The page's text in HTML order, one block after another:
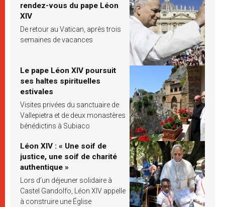
rendez-vous du pape Léon
XIV
De retour au Vatican, après trois
semaines de vacances
Le pape Léon XIV poursuit
ses haltes spirituelles
estivales
Visites privées du sanctuaire de
Vallepietra et de deux monastères
bénédictins à Subiaco
Léon XIV : « Une soif de
justice, une soif de charité
authentique »
Lors d’un déjeuner solidaire à
Castel Gandolfo, Léon XIV appelle
à construire une Église